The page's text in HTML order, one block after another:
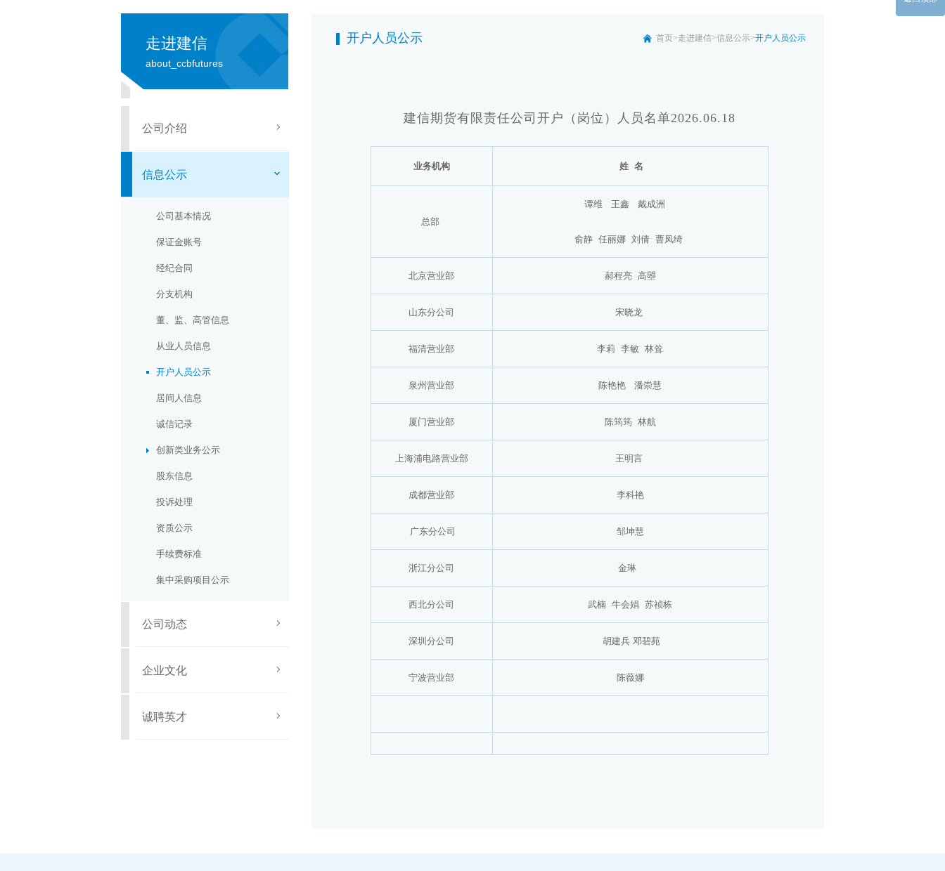
走进建信
about_ccbfutures
公司介绍
信息公示
公司基本情况
保证金账号
经纪合同
分支机构
董、监、高管信息
从业人员信息
开户人员公示
居间人信息
诚信记录
创新类业务公示
股东信息
投诉处理
资质公示
手续费标准
集中采购项目公示
公司动态
企业文化
诚聘英才
开户人员公示 首页>走进建信>信息公示>开户人员公示
建信期货有限责任公司开户（岗位）人员名单2026.06.18
业务机构 姓 名
总部
谭维 王鑫 戴成洲
俞静 任丽娜 刘倩 曹凤绮
北京营业部 郝程亮 高曌
山东分公司 宋晓龙
福清营业部 李莉 李敏 林耸
泉州营业部 陈艳艳 潘崇慧
厦门营业部 陈筠筠 林航
上海浦电路营业部 王明言
成都营业部 李科艳
广东分公司 邹坤慧
浙江分公司 金琳
西北分公司 武楠 牛会娟 苏祯栋
深圳分公司 胡建兵 邓碧苑
宁波营业部 陈薇娜